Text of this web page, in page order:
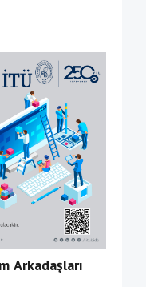
Arkadaşları